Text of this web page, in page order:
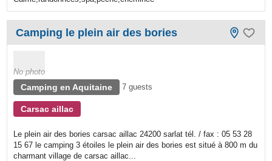
Camping le plein air des bories
No photo
Camping en Aquitaine 7 guests
Carsac aillac
Le plein air des bories carsac aillac 24200 sarlat tél. / fax : 05 53 28
15 67 le camping 3 étoiles le plein air des bories est situé à 800 m du
charmant village de carsac aillac...